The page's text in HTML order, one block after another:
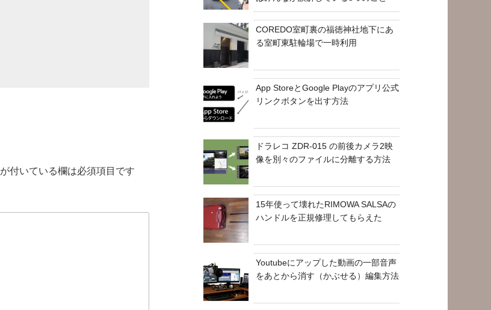
が付いている欄は必須項目です
COREDO室町裏の福徳神社地下にあ
る室町東駐輪場で一時利用
App StoreとGoogle Playのアプリ公式
リンクボタンを出す方法
ドラレコ ZDR-015 の前後カメラ2映
像を別々のファイルに分離する方法
15年使って壊れたRIMOWA SALSAの
ハンドルを正規修理してもらえた
Youtubeにアップした動画の一部音声
をあとから消す（かぶせる）編集方法